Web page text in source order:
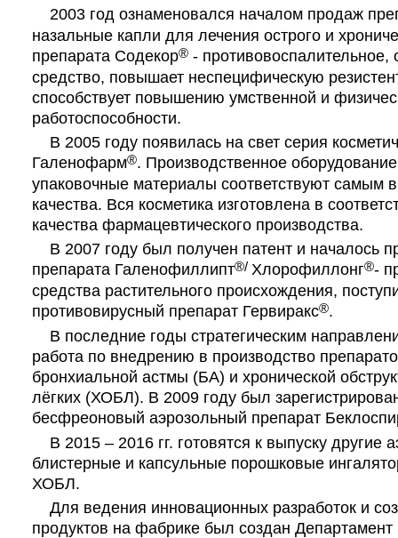
2003 год ознаменовался началом продаж
назальные капли для лечения острого и
препарата Содекор® -
средство, повышает неспецифическую
способствует повышению умственной и
работоспособности.
В 2005 году появилась на свет серия
Галенофарм®. Производственное
упаковочные материалы соответствуют самым
качества. Вся косметика изготовлена в
качества фармацевтического производства.
В 2007 году был получен патент и началось
препарата Галенофиллипт®/ Хлорофиллонг®-
средства растительного происхождения,
противовирусный препарат Гервиракс®.
В последние годы стратегическим
работа по внедрению в производство
бронхиальной астмы (БА) и хронической
лёгких (ХОБЛ). В 2009 году был
бесфреоновый аэрозольный препарат
В 2015 – 2016 гг. готовятся к выпуску другие
блистерные и капсульные порошковые
ХОБЛ.
Для ведения инновационных разработок и
продуктов на фабрике был создан